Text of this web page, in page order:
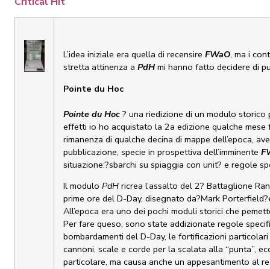
L’idea iniziale era quella di recensire FWaO, ma i
stretta attinenza a PdH mi hanno fatto decidere di
Pointe du Hoc
Pointe du Hoc? una riedizione di un modulo
effetti io ho acquistato la 2a edizione qualche
rimanenza di qualche decina di mappe dell’epoca,
pubblicazione, specie in prospettiva dell’imminente
situazione:?sbarchi su spiaggia con unit? e regole
Il modulo PdH ricrea l’assalto del 2? Battaglione
prime ore del D-Day, disegnato da?Mark
All’epoca era uno dei pochi moduli storici che
Per fare queso, sono state addizionate regole
bombardamenti del D-Day, le fortificazioni
cannoni, scale e corde per la scalata alla “punta”,
particolare, ma causa anche un appesantimento al